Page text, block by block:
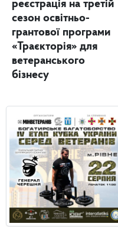
реєстрація на третій
сезон освітньо-
грантової програми
«Траєкторія» для
ветеранського
бізнесу